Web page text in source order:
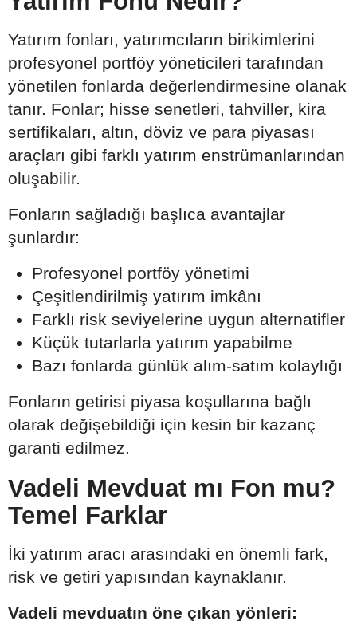
Yatırım fonları, yatırımcıların birikimlerini
profesyonel portföy yöneticileri tarafından
yönetilen fonlarda değerlendirmesine olanak
tanır. Fonlar; hisse senetleri, tahviller, kira
sertifikaları, altın, döviz ve para piyasası
araçları gibi farklı yatırım enstrümanlarından
oluşabilir.
Fonların sağladığı başlıca avantajlar
şunlardır:
Profesyonel portföy yönetimi
Çeşitlendirilmiş yatırım imkânı
Farklı risk seviyelerine uygun alternatifler
Küçük tutarlarla yatırım yapabilme
Bazı fonlarda günlük alım-satım kolaylığı
Fonların getirisi piyasa koşullarına bağlı
olarak değişebildiği için kesin bir kazanç
garanti edilmez.
Vadeli Mevduat mı Fon mu?
Temel Farklar
İki yatırım aracı arasındaki en önemli fark,
risk ve getiri yapısından kaynaklanır.
Vadeli mevduatın öne çıkan yönleri: